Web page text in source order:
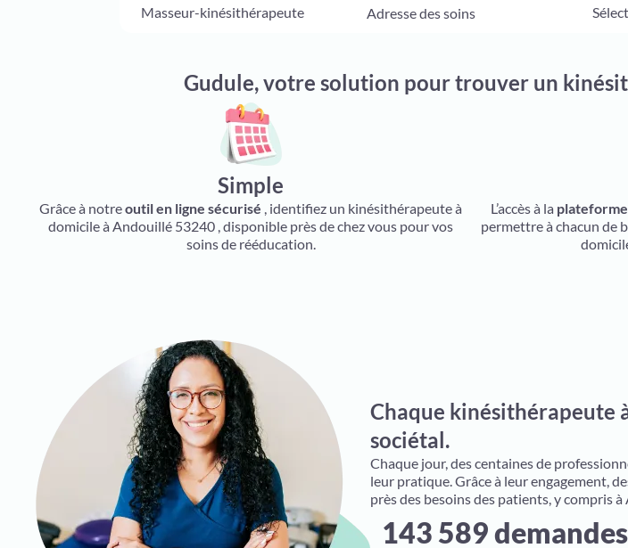
Gudule, votre solution pour trouver un
Simple
Grâce à notreoutil en ligne sécurisé , identifiez un kinésithérapeute à
domicile à Andouillé 53240 , disponible près de chez vous pour vos
soins de rééducation.
L’accès à la
permettre à chacun de
Chaque kinésithérapeute
sociétal.
Chaque jour, des centaines de
leur pratique. Grâce à leur engagement,
près des besoins des patients, y compris
143 589 demandes